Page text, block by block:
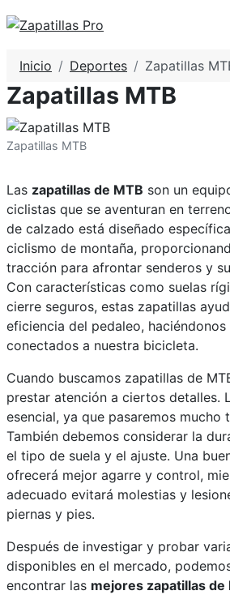
Inicio Deportes Zapatillas
Zapatillas MTB
Zapatillas MTB
Las zapatillas de MTB son un
ciclistas que se aventuran en
de calzado está diseñado
ciclismo de montaña,
tracción para afrontar senderos y
Con características como suelas
cierre seguros, estas zapatillas
eficiencia del pedaleo, haciéndonos
conectados a nuestra bicicleta.
Cuando buscamos zapatillas de
prestar atención a ciertos detalles.
esencial, ya que pasaremos mucho
También debemos considerar la
el tipo de suela y el ajuste. Una
ofrecerá mejor agarre y control,
adecuado evitará molestias y
piernas y pies.
Después de investigar y probar
disponibles en el mercado,
encontrar las mejores zapatillas de